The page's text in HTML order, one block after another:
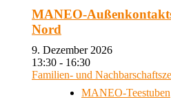
MANEO-
Nord
9. Dezember 2026
13:30 - 16:30
Familien- und
MANEO-Teestuben